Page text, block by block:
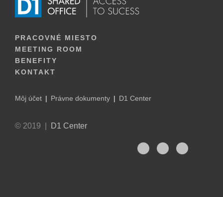
PRACOVNÉ MIESTO
MEETING ROOM
BENEFITY
KONTAKT
Môj účet Právne dokumenty D1 Center
© 2019 | D1 Center